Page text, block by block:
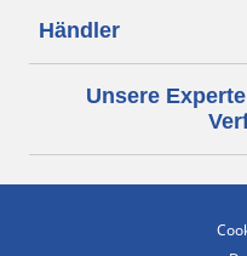
Händler
Unsere